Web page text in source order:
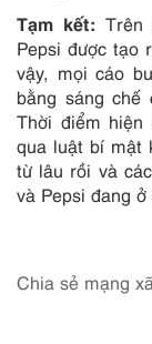
Tạm kết: Trên
Pepsi được tạo
vậy, mọi cáo
bằng sáng
Thời điểm
qua luật bí mật
từ lâu rồi và
và Pepsi đang ở
Chia sẻ mạng